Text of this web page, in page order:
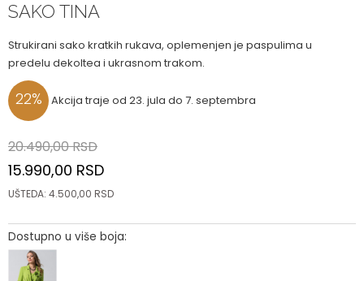
SAKO TINA
Strukirani sako kratkih rukava, oplemenjen je paspulima u
predelu dekoltea i ukrasnom trakom.
22% Akcija traje od 23. jula do 7. septembra
20.490,00RSD
15.990,00 RSD
UŠTEDA: 4.500,00 RSD
Dostupno u više boja: